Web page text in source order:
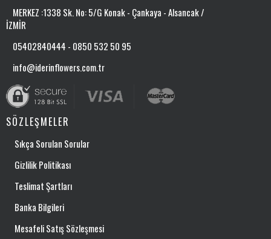
MERKEZ :1338 Sk. No: 5/G Konak - Çankaya - Alsancak /
İZMİR
05402840444 - 0850 532 50 95
info@iderinflowers.com.tr
SÖZLEŞMELER
Sıkça Sorulan Sorular
Gizlilik Politikası
Teslimat Şartları
Banka Bilgileri
Mesafeli Satış Sözleşmesi